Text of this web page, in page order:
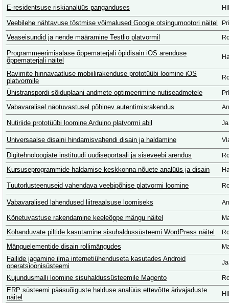
E-residentsuse riskianalüüs panganduses
Veebilehe nähtavuse tõstmise võimalused Google otsingumootori näitel
Veaseisundid ja nende määramine Testlio platvormil
Programmeerimisalase õppematerjali õpidisain iOS arenduse
õppematerjali näitel
Ravimite hinnavaatluse mobiilirakenduse prototüübi loomine iOS
platvormile
Ühistranspordi sõiduplaani andmete optimeerimine nutiseadmetele
Vabavaralisel näotuvastusel põhinev autentimisrakendus
Nutiriide prototüübi loomine Arduino platvormi abil
Universaalse disaini hindamisvahendi disain ja haldamine
Digitehnoloogiate instituudi uudiseportaali ja siseveebi arendus
Kursuseprogrammide haldamise keskkonna nõuete analüüs ja disain
Tuutorlusteenuseid vahendava veebipõhise platvormi loomine
Vabavaralised lahendused liitreaalsuse loomiseks
Kõnetuvastuse rakendamine keeleõppe mängu näitel
Kohanduvate piltide kasutamine sisuhaldussüsteemi WordPress näitel
Mänguelementide disain rollimängudes
Failide jagamine ilma internetiühenduseta kasutades Android
operatsioonisüsteemi
Kujundusmalli loomine sisuhaldussüsteemile Magento
ERP süsteemi pääsuõiguste halduse analüüs ettevõtte ärivajaduste
näitel